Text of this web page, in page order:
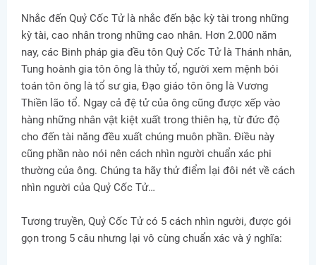
Nhắc đến Quỷ Cốc Tử là nhắc đến bậc kỳ tài trong những
kỳ tài, cao nhân trong những cao nhân. Hơn 2.000 năm
nay, các Binh pháp gia đều tôn Quỷ Cốc Tử là Thánh nhân,
Tung hoành gia tôn ông là thủy tổ, người xem mệnh bói
toán tôn ông là tổ sư gia, Đạo giáo tôn ông là Vương
Thiền lão tổ. Ngay cả đệ tử của ông cũng được xếp vào
hàng những nhân vật kiệt xuất trong thiên hạ, từ đức độ
cho đến tài năng đều xuất chúng muôn phần. Điều này
cũng phần nào nói nên cách nhìn người chuẩn xác phi
thường của ông. Chúng ta hãy thử điểm lại đôi nét về cách
nhìn người của Quỷ Cốc Tử…
Tương truyền, Quỷ Cốc Tử có 5 cách nhìn người, được gói
gọn trong 5 câu nhưng lại vô cùng chuẩn xác và ý nghĩa: